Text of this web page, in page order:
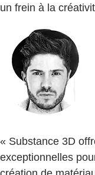
un frein à la
« Substance 3D
exceptionnelles